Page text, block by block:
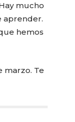
mucho
aprender.
hemos
marzo. Te